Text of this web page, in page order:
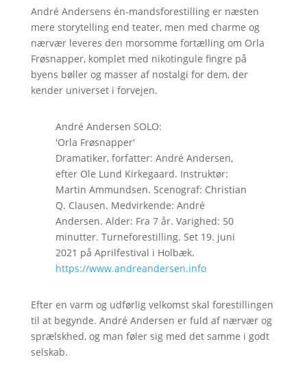
André Andersens én-mandsforestilling er næsten
mere storytelling end teater, men med charme og
nærvær leveres den morsomme fortælling om Orla
Frøsnapper, komplet med nikotingule fingre på
byens bøller og masser af nostalgi for dem, der
kender universet i forvejen.
André Andersen SOLO:
'Orla Frøsnapper'
Dramatiker, forfatter: André Andersen,
efter Ole Lund Kirkegaard. Instruktør:
Martin Ammundsen. Scenograf: Christian
Q. Clausen. Medvirkende: André
Andersen. Alder: Fra 7 år. Varighed: 50
minutter. Turneforestilling. Set 19. juni
2021 på Aprilfestival i Holbæk.
https://www.andreandersen.info
Efter en varm og udførlig velkomst skal forestillingen
til at begynde. André Andersen er fuld af nærvær og
sprælskhed, og man føler sig med det samme i godt
selskab.